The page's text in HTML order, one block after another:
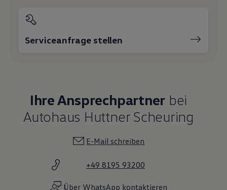
Serviceanfrage stellen
Ihre Ansprechpartner bei
Autohaus Huttner Scheuring
E-Mail schreiben
+49 8195 93200
Über WhatsApp kontaktieren